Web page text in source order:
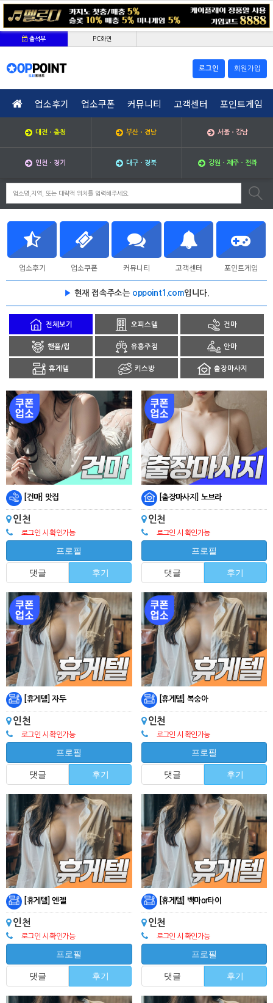
출석부 PC화면
로그인 회원가입
업소후기 업소쿠폰 커뮤니티 고객센터 포인트게임
대전ㆍ충청 부산ㆍ경남 서울ㆍ강남
인천ㆍ경기 대구ㆍ경북 강원ㆍ제주ㆍ전라
업소후기 업소쿠폰 커뮤니티 고객센터 포인트게임
▶ 현재 접속주소는 oppoint1.com입니다.
전체보기 오피스텔 건마
핸플/립 유흥주점 안마
휴게텔 키스방 출장마사지
[건마] 맛집
인천
로그인 시 확인가능
프로필
댓글 후기
[출장마사지] 노브라
인천
로그인 시 확인가능
프로필
댓글 후기
[휴게텔] 자두
인천
로그인 시 확인가능
프로필
댓글 후기
[휴게텔] 복숭아
인천
로그인 시 확인가능
프로필
댓글 후기
[휴게텔] 엔젤
인천
로그인 시 확인가능
프로필
댓글 후기
[휴게텔] 백마or타이
인천
로그인 시 확인가능
프로필
댓글 후기